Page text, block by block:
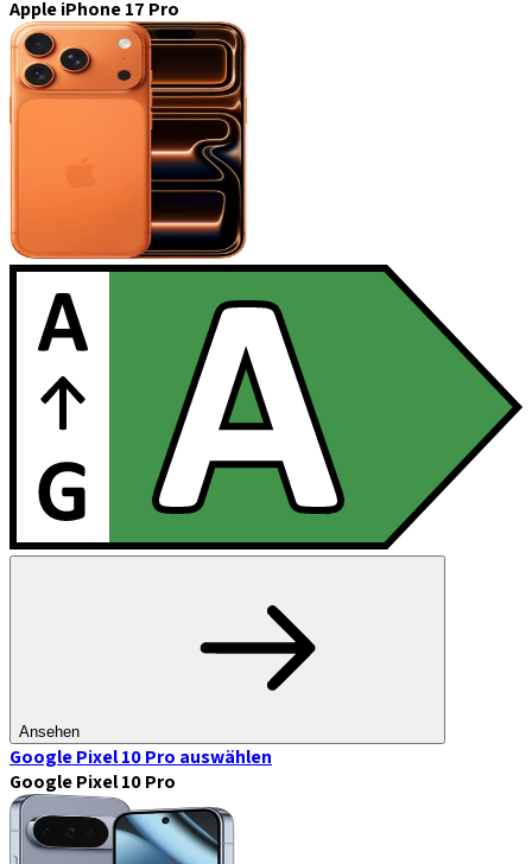
Apple iPhone 17 Pro
Ansehen
Google Pixel 10 Pro auswählen
Google Pixel 10 Pro